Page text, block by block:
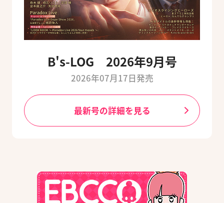
B's-LOG 2026年9月号
2026年07月17日発売
最新号の詳細を見る